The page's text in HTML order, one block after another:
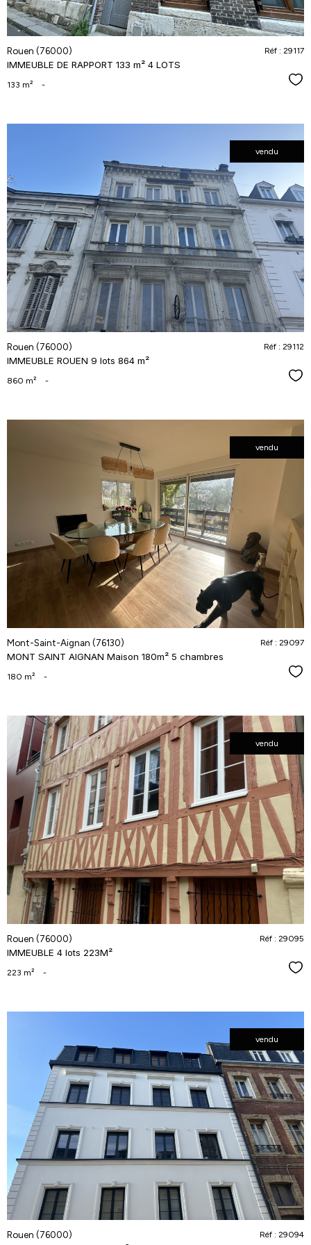
Rouen (76000)
IMMEUBLE DE RAPPORT 133 m² 4 LOTS
Réf : 29117
133 m² -
vendu
voir le
bien
Rouen (76000)
IMMEUBLE ROUEN 9 lots 864 m²
Réf : 29112
860 m² -
vendu
voir le
bien
Mont-Saint-Aignan (76130)
MONT SAINT AIGNAN Maison 180m² 5 chambres
Réf : 29097
180 m² -
vendu
voir le
bien
Rouen (76000)
IMMEUBLE 4 lots 223M²
Réf : 29095
223 m² -
vendu
voir le
bien
Rouen (76000)
Réf : 29094